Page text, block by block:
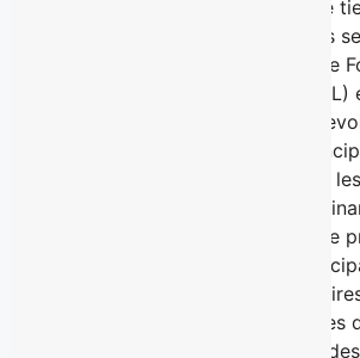
événementiels de hockey qui se
et 16 mars prochains, les profits
entre l’OTJ de Petit-Saguenay, le
en infrastructures de loisirs (FRIL)
d’aide communautaire de
Chaque billet vendu servira
financer l’accès au hockey pour
milieu défavorisé et à soutenir
activités d’organismes locaux de
Avec la collaboration et la
financière de différents
l’avenir des jeunes et des familles
financement et la coordination